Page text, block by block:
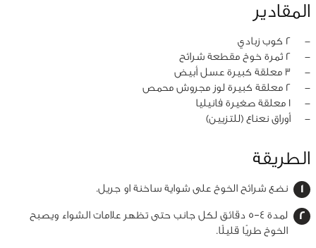
المقادير
‏-
2 كوب زبادي
‏-
2 ثمرة خوخ مقطعة شرائح
‏-
3 معلقة كبيرة عسل أبيض
‏-
2 معلقة كبيرة لوز مجروش محمص
‏-
1 معلقة صغيرة فانيليا
‏-
أوراق نعناع (للتزيين)
الطريقة
نضع شرائح الخوخ على شواية ساخنة او جريل.
لمدة 4–5 دقائق لكل جانب حتى تظهر علامات الشواء ويصبح
الخوخ طريًا قليلًا.